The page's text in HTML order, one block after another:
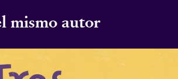
mismo autor